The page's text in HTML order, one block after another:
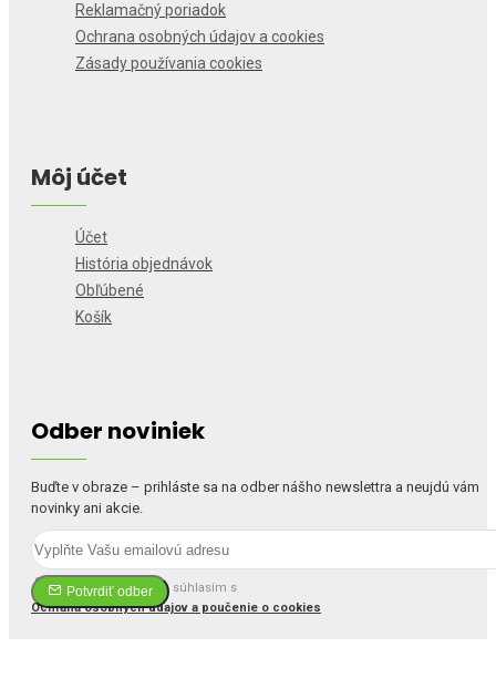
Reklamačný poriadok
Ochrana osobných údajov a cookies
Zásady používania cookies
Môj účet
Účet
História objednávok
Obľúbené
Košík
Odber noviniek
Buďte v obraze – prihláste sa na odber nášho newslettra a neujdú vám
novinky ani akcie.
Potvrdiť odber
Prečítal(a) som si a súhlasím s
Ochrana osobných údajov a poučenie o cookies